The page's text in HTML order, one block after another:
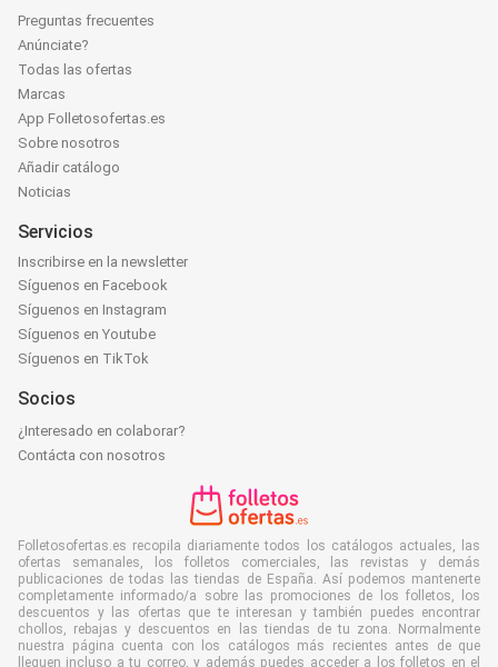
Preguntas frecuentes
Anúnciate?
Todas las ofertas
Marcas
App Folletosofertas.es
Sobre nosotros
Añadir catálogo
Noticias
Servicios
Inscribirse en la newsletter
Síguenos en Facebook
Síguenos en Instagram
Síguenos en Youtube
Síguenos en TikTok
Socios
¿Interesado en colaborar?
Contácta con nosotros
Folletosofertas.es recopila diariamente todos los catálogos actuales, las
ofertas semanales, los folletos comerciales, las revistas y demás
publicaciones de todas las tiendas de España. Así podemos mantenerte
completamente informado/a sobre las promociones de los folletos, los
descuentos y las ofertas que te interesan y también puedes encontrar
chollos, rebajas y descuentos en las tiendas de tu zona. Normalmente
nuestra página cuenta con los catálogos más recientes antes de que
lleguen incluso a tu correo, y además puedes acceder a los folletos en el